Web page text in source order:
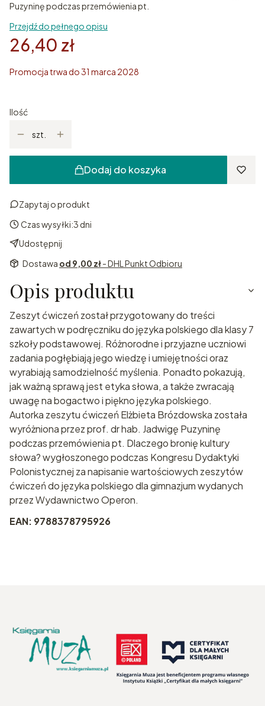
Puzyninę podczas przemówienia pt.
Przejdź do pełnego opisu
26,40 zł
Promocja trwa do 31 marca 2028
Ilość
szt.
Dodaj do koszyka
Zapytaj o produkt
Czas wysyłki:3 dni
Udostępnij
Dostawa od 9,00 zł- DHL Punkt Odbioru
Opis produktu
Zeszyt ćwiczeń został przygotowany do treści
zawartych w podręczniku do języka polskiego dla klasy 7
szkoły podstawowej. Różnorodne i przyjazne uczniowi
zadania pogłębiają jego wiedzę i umiejętności oraz
wyrabiają samodzielność myślenia. Ponadto pokazują,
jak ważną sprawą jest etyka słowa, a także zwracają
uwagę na bogactwo i piękno języka polskiego.
Autorka zeszytu ćwiczeń Elżbieta Brózdowska została
wyróżniona przez prof. dr hab. Jadwigę Puzyninę
podczas przemówienia pt. Dlaczego bronię kultury
słowa? wygłoszonego podczas Kongresu Dydaktyki
Polonistycznej za napisanie wartościowych zeszytów
ćwiczeń do języka polskiego dla gimnazjum wydanych
przez Wydawnictwo Operon.
EAN: 9788378795926